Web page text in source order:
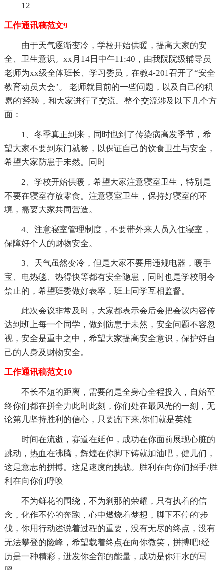
12
工作通讯稿范文9
由于天气逐渐变冷，学校开始供暖，提高大家的安
全、卫生意识。xx月14日中午11:40，由我院院级辅导员
老师为xx级全体班长、学习委员，在教4-201召开了“安全
教育动员大会”。 老师就目前的一些问题，以及自己的积
累的'经验，和大家进行了交流。整个交流涉及以下几个方
面：
1、冬季真正到来，同时也到了传染病高发季节，希
望大家不要到东门就餐，以保证自己的饮食卫生与安全，
希望大家防患于未然。同时
2、学校开始供暖，希望大家注意寝室卫生，特别是
不要在寝室存放零食。注意寝室卫生，保持好寝室的环
境，需要大家共同营造。
4、注意寝室管理制度，不要带外来人员入住寝室，
保障好个人的财物安全。
3、天气虽然变冷，但是大家不要用违规电器，暖手
宝、电热毯、热得快等都有安全隐患，同时也是学校明令
禁止的，希望班委做好表率，班上同学互相监督。
此次会议非常及时，大家都表示会后会把会议内容传
达到班上每一个同学，做到防患于未然，安全问题不容忽
视，安全是重中之中，希望大家提高安全意识，保护好自
己的人身及财物安全。
工作通讯稿范文10
不长不短的距离，需要的是全身心全程投入，自始至
终你们都在拼全力此时此刻，你们处在最风光的一刻，无
论第几坚持胜利的信心，只要跑下来,你们就是英雄
时间在流逝，赛道在延伸，成功在你面前展现心脏的
跳动，热血在沸腾，辉煌在你脚下铸就加油吧，健儿们，
这是意志的拼搏。这是速度的挑战。胜利在向你们招手/胜
利在向你们呼唤
不为鲜花的围绕，不为刹那的荣耀，只有执着的信
念，化作不停的奔跑，心中燃烧着梦想，脚下不停的'步
伐，你用行动述说着过程的重要，没有无尽的终点，没有
无法攀登的险峰，希望载着终点在向你微笑，拼搏吧!经
历是一种精彩，迸发你全部的能量，成功是你汗水的写